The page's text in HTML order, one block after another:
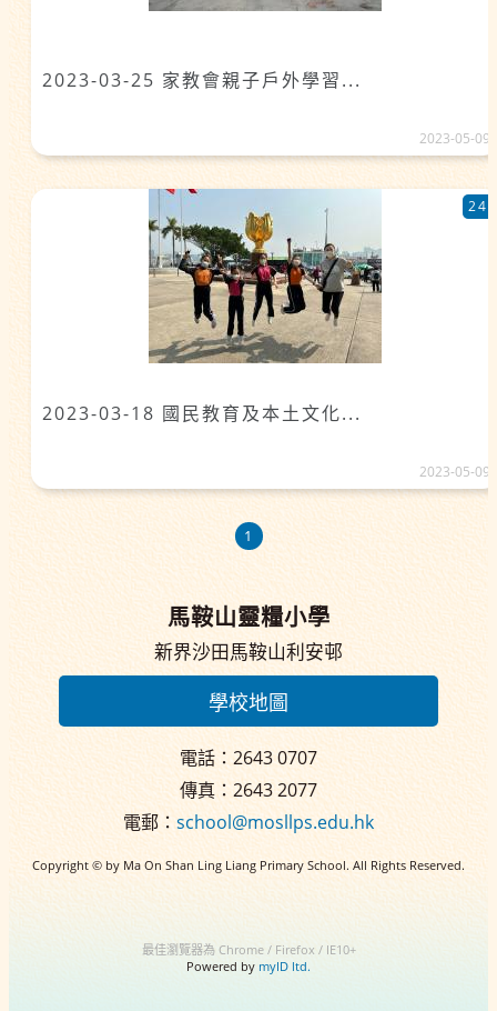
2023-03-25 家教會親子戶外學習...
2023-05-09
2023-03-18 國民教育及本土文化...
24
2023-05-09
1
馬鞍山靈糧小學
新界沙田馬鞍山利安邨
學校地圖
電話：2643 0707
傳真：2643 2077
電郵：school@mosllps.edu.hk
Copyright © by Ma On Shan Ling Liang Primary School. All Rights Reserved.
最佳瀏覽器為 Chrome / Firefox / IE10+
Powered by myID ltd.